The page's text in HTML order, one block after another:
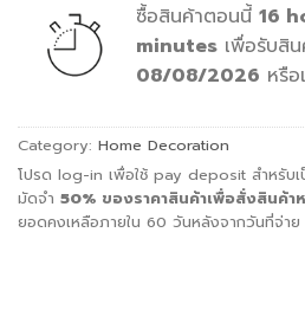
ซื้อสินค้าตอนนี้ 16
minutes เพื่อรับสิ
08/08/2026 หรือ
Category: Home Decoration
โปรด log-in เพื่อใช้ pay deposit สำหรับเ
มัดจำ 50% ของราคาสินค้าเพื่อสั่งสินค้า
ยอดคงเหลือภายใน 60 วันหลังจากวันที่จ่า